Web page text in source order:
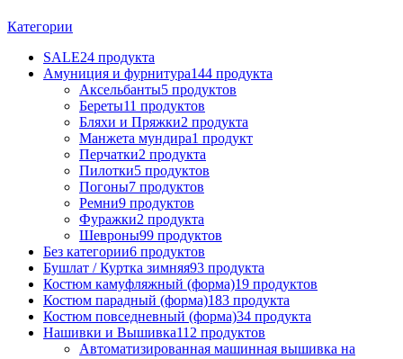
Категории
SALE24 продукта
Амуниция и фурнитура144 продукта
Аксельбанты5 продуктов
Береты11 продуктов
Бляхи и Пряжки2 продукта
Манжета мундира1 продукт
Перчатки2 продукта
Пилотки5 продуктов
Погоны7 продуктов
Ремни9 продуктов
Фуражки2 продукта
Шевроны99 продуктов
Без категории6 продуктов
Бушлат / Куртка зимняя93 продукта
Костюм камуфляжный (форма)19 продуктов
Костюм парадный (форма)183 продукта
Костюм повседневный (форма)34 продукта
Нашивки и Вышивка112 продуктов
Автоматизированная машинная вышивка на